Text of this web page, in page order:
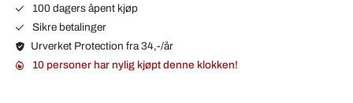
100 dagers åpent kjøp
Sikre betalinger
Urverket Protection fra 34,-/år
10 personer har nylig kjøpt denne klokken!